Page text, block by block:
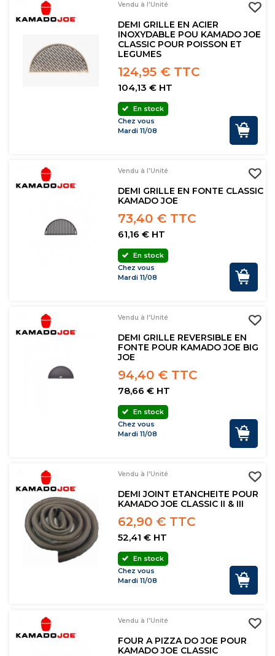
Vendu à l'Unité
DEMI GRILLE EN ACIER
INOXYDABLE POU KAMADO JOE
CLASSIC POUR POISSON ET
LEGUMES
124,95 € TTC
104,13 € HT
En stock
Chez vous
Mardi 11/08
Vendu à l'Unité
DEMI GRILLE EN FONTE CLASSIC
KAMADO JOE
73,40 € TTC
61,16 € HT
En stock
Chez vous
Mardi 11/08
Vendu à l'Unité
DEMI GRILLE REVERSIBLE EN
FONTE POUR KAMADO JOE BIG
JOE
94,40 € TTC
78,66 € HT
En stock
Chez vous
Mardi 11/08
Vendu à l'Unité
DEMI JOINT ETANCHEITE POUR
KAMADO JOE CLASSIC II & III
62,90 € TTC
52,41 € HT
En stock
Chez vous
Mardi 11/08
Vendu à l'Unité
FOUR A PIZZA DO JOE POUR
KAMADO JOE CLASSIC